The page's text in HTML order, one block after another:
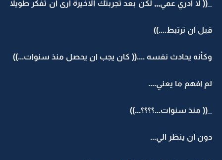
_(( لا ادري عمي,,, لكن بعد تجربتك الاخيرة ارى ان تفكر طويلا
قبل ان ترتبط....))
وكأنه يحادث نفسه ....(( كان يجب ان يحصل منذ سنوات...))
لم افهم ما يعني....
_(( منذ سنوات...؟؟؟؟...))
دون ان ينظر الي...